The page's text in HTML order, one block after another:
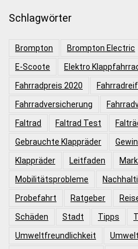
Schlagwörter
Brompton Brompton Electric
E-Scoote
Elektro
Fahrradpreis 2020
Fahrradversicherung
Faltrad
Faltrad Test
Gebrauchte Klappräder
Klappräder
Leitfaden
Mobilitätsprobleme
Probefahrt
Ratgeber
Schäden
Stadt Tipps
Umweltfreundlichkeit